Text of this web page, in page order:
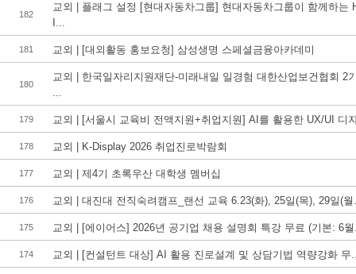
182
교외 | 플래그 설정 [현대자동차그룹] 현대자동차그룹이 함께하는
I...
181 교외 | [대외활동 홍보요청] 삼성생명 스페셜금융아카데미
180
교외 | 한국일자리지원재단-미래내일 일경험 대한산업보건협회 2
...
179 교외 | [서울시 교육비 전액지원+취업지원] AI를 활용한 UX/UI 디
178 교외 | K-Display 2026 취업진로박람회
177 교외 | 제4기 초록우산 대학생 멤버십
176 교외 | 대진대 전직숙려캠프_랜선 교육 6.23(화), 25일(목), 29일(
175 교외 | [에이어스] 2026년 공기업 채용 설명회 특강 무료 (기본: 6
174 교외 | [컨설턴트 대상] AI 활용 진로설계 및 상담기법 역량강화 무